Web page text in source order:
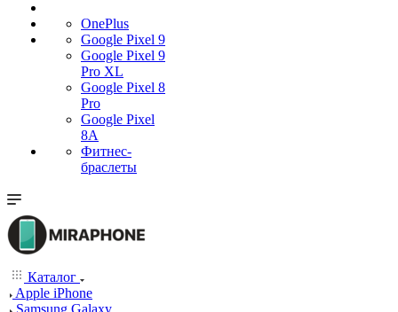
OnePlus
Google Pixel 9
Google Pixel 9
Pro XL
Google Pixel 8
Pro
Google Pixel
8A
Фитнес-
браслеты
Каталог
Apple iPhone
Samsung Galaxy